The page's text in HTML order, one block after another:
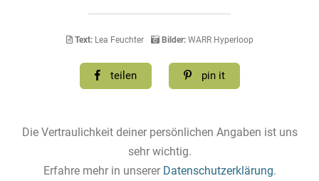
Text:Lea Feuchter Bilder:WARR Hyperloop
teilen pin it
Die Vertraulichkeit deiner persönlichen Angaben ist uns
sehr wichtig.
Erfahre mehr in unserer Datenschutzerklärung.